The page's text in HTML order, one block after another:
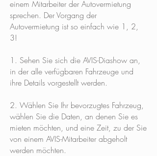
einem Mitarbeiter der Autovermietung
sprechen. Der Vorgang der
Autovermietung ist so einfach wie 1, 2,
3!
1. Sehen Sie sich die AVIS-Diashow an,
in der alle verfügbaren Fahrzeuge und
ihre Details vorgestellt werden.
2. Wählen Sie Ihr bevorzugtes Fahrzeug,
wählen Sie die Daten, an denen Sie es
mieten möchten, und eine Zeit, zu der Sie
von einem AVIS-Mitarbeiter abgeholt
werden möchten.